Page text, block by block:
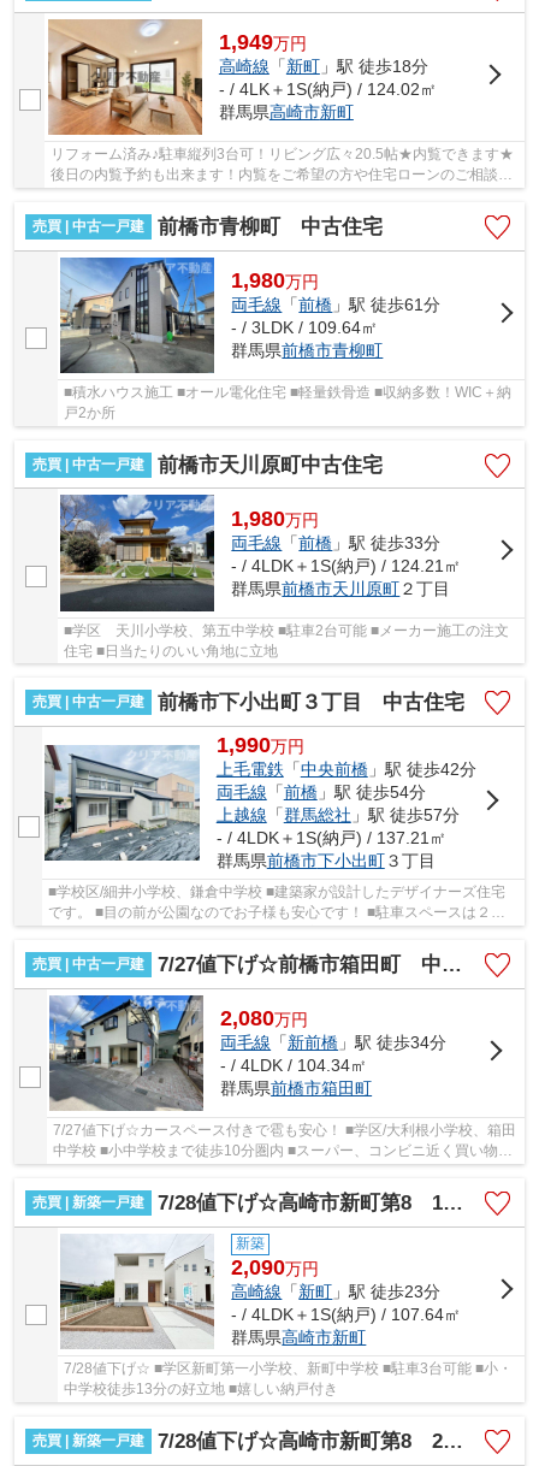
1,949万円
高崎線 「新町」駅 徒歩18分
- / 4LK＋1S(納戸) / 124.02㎡
群馬県高崎市新町
リフォーム済み♪駐車縦列3台可！リビング広々20.5帖★内覧できます★
後日の内覧予約も出来ます！内覧をご希望の方や住宅ローンのご相談の
売買 | 中古一戸建
前橋市青柳町 中古住宅
1,980万円
両毛線 「前橋 」駅 徒歩61分
- / 3LDK / 109.64㎡
群馬県前橋市青柳町
■積水ハウス施工 ■オール電化住宅 ■軽量鉄骨造 ■収納多数！WIC＋納
戸2か所
売買 | 中古一戸建 前橋市天川原町中古住宅
1,980万円
両毛線 「前橋 」駅 徒歩33分
- / 4LDK＋1S(納戸) / 124.21㎡
群馬県前橋市天川原町２丁目
■学区 天川小学校、第五中学校 ■駐車2台可能 ■メーカー施工の注文
住宅 ■日当たりのいい角地に立地
売買 | 中古一戸建 前橋市下小出町３丁目 中古住宅
1,990万円
上毛電鉄 「中央前橋」駅 徒歩42分
両毛線 「前橋」駅 徒歩54分
上越線 「群馬総社 」駅 徒歩57分
- / 4LDK＋1S(納戸) / 137.21㎡
群馬県前橋市下小出町３丁目
■学校区/細井小学校、鎌倉中学校 ■建築家が設計したデザイナーズ住宅
です。 ■目の前が公園なのでお子様も安心です！ ■駐車スペースは２台
売買 | 中古一戸建
7/27値下げ☆前橋市箱田町 中古住宅
2,080万円
両毛線 「新前橋 」駅 徒歩34分
- / 4LDK / 104.34㎡
群馬県前橋市箱田町
7/27値下げ☆カースペース付きで雹も安心！ ■学区/大利根小学校、箱田
中学校 ■小中学校まで徒歩10分圏内 ■スーパー、コンビニ近く買い物便
売買 | 新築一戸建
7/28値下げ☆高崎市新町第8 1号棟４SLDK
新築
2,090万円
高崎線 「新町 」駅 徒歩23分
- / 4LDK＋1S(納戸) / 107.64㎡
群馬県高崎市新町
7/28値下げ☆ ■学区新町第一小学校、新町中学校 ■駐車3台可能 ■小・
中学校徒歩13分の好立地 ■嬉しい納戸付き
売買 | 新築一戸建 7/28値下げ☆高崎市新町第8 2号棟新築 和室付き！